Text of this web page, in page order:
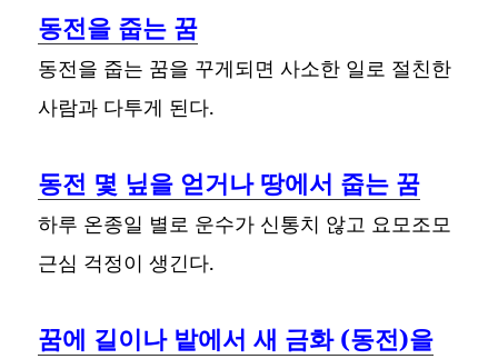
동전을 줍는 꿈
동전을 줍는 꿈을 꾸게되면 사소한 일로 절친한
사람과 다투게 된다.
동전 몇 닢을 얻거나 땅에서 줍는 꿈
하루 온종일 별로 운수가 신통치 않고 요모조모
근심 걱정이 생긴다.
꿈에 길이나 밭에서 새 금화 (동전)을